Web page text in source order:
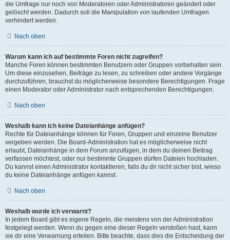
die Umfrage nur noch von Moderatoren oder Administratoren geändert oder
gelöscht werden. Dadurch soll die Manipulation von laufenden Umfragen
verhindert werden.
Nach oben
Warum kann ich auf bestimmte Foren nicht zugreifen?
Manche Foren können bestimmten Benutzern oder Gruppen vorbehalten sein.
Um diese einzusehen, Beiträge zu lesen, zu schreiben oder andere Vorgänge
durchzuführen, brauchst du möglicherweise besondere Berechtigungen. Frage
einen Moderator oder Administrator nach entsprechenden Berechtigungen.
Nach oben
Weshalb kann ich keine Dateianhänge anfügen?
Rechte für Dateianhänge können für Foren, Gruppen und einzelne Benutzer
vergeben werden. Die Board-Administration hat es möglicherweise nicht
erlaubt, Dateianhänge in dem Forum anzufügen, in dem du deinen Beitrag
verfassen möchtest, oder nur bestimmte Gruppen dürfen Dateien hochladen.
Du kannst einen Administrator kontaktieren, falls du dir nicht sicher bist, wieso
du keine Dateianhänge anfügen kannst.
Nach oben
Weshalb wurde ich verwarnt?
In jedem Board gibt es eigene Regeln, die meistens von der Administration
festgelegt werden. Wenn du gegen eine dieser Regeln verstoßen hast, kann
sie dir eine Verwarnung erteilen. Bitte beachte, dass dies die Entscheidung der